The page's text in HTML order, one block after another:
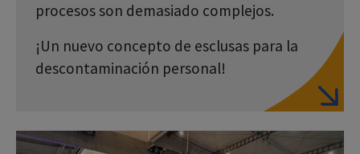
procesos son demasiado complejos.
¡Un nuevo concepto de esclusas para la
descontaminación personal!